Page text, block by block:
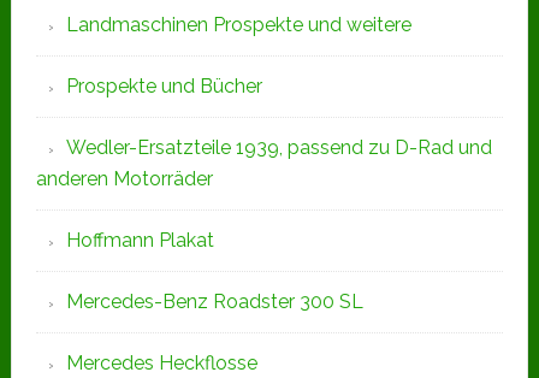
Landmaschinen Prospekte und weitere
Prospekte und Bücher
Wedler-Ersatzteile 1939, passend zu D-Rad und
anderen Motorräder
Hoffmann Plakat
Mercedes-Benz Roadster 300 SL
Mercedes Heckflosse